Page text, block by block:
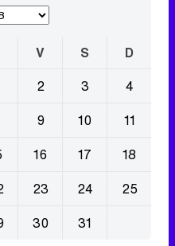
V S
D
2 3
4
9 10
11
16 17
18
23 24
25
30 31